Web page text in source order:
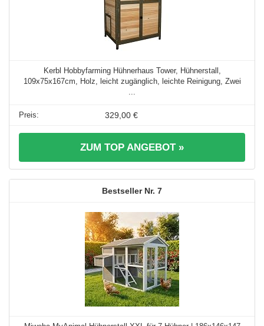
Kerbl Hobbyfarming Hühnerhaus Tower, Hühnerstall,
109x75x167cm, Holz, leicht zugänglich, leichte Reinigung, Zwei
...
329,00 €
ZUM TOP ANGEBOT »
7